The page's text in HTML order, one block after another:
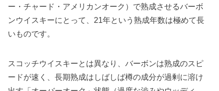
ー・チャード・アメリカンオーク）で熟成させるバーボ
ンウイスキーにとって、21年という熟成年数は極めて長
いものです。
スコッチウイスキーとは異なり、バーボンは熟成のスピ
ードが速く、長期熟成はしばしば樽の成分が過剰に溶け